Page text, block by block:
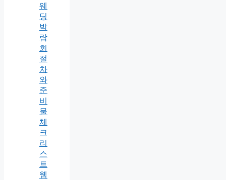
웨
딩
박
람
회
절
차
와
준
비
물
체
크
리
스
트
웹